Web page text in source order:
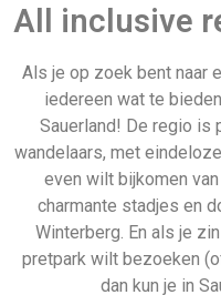
All inclusive
Als je op zoek bent naar
iedereen wat te
Sauerland! De regio is
wandelaars, met
even wilt bijkomen
charmante stadjes en
Winterberg. En als je
pretpark wilt bezoeken
dan kun je in